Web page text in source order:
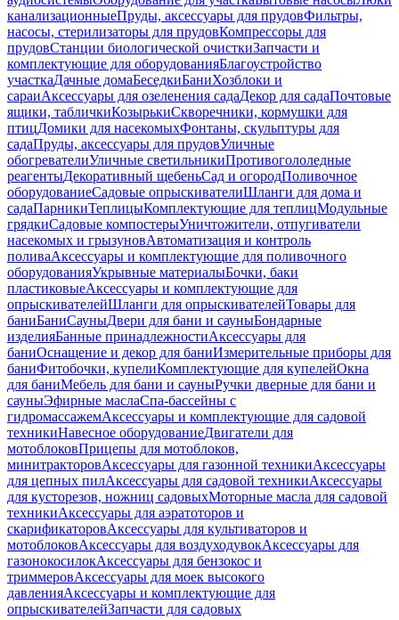
канализационныеПруды, аксессуары для прудовФильтры,
насосы, стерилизаторы для прудовКомпрессоры для
прудовСтанции биологической очисткиЗапчасти и
комплектующие для оборудованияБлагоустройство
участкаДачные домаБеседкиБаниХозблоки и
сараиАксессуары для озеленения садаДекор для садаПочтовые
ящики, табличкиКозырькиСкворечники, кормушки для
птицДомики для насекомыхФонтаны, скульптуры для
садаПруды, аксессуары для прудовУличные
обогревателиУличные светильникиПротивогололедные
реагентыДекоративный щебеньСад и огородПоливочное
оборудованиеСадовые опрыскивателиШланги для дома и
садаПарникиТеплицыКомплектующие для теплицМодульные
грядкиСадовые компостерыУничтожители, отпугиватели
насекомых и грызуновАвтоматизация и контроль
поливаАксессуары и комплектующие для поливочного
оборудованияУкрывные материалыБочки, баки
пластиковыеАксессуары и комплектующие для
опрыскивателейШланги для опрыскивателейТовары для
баниБаниСауныДвери для бани и сауныБондарные
изделияБанные принадлежностиАксессуары для
баниОснащение и декор для баниИзмерительные приборы для
баниФитобочки, купелиКомплектующие для купелейОкна
для баниМебель для бани и сауныРучки дверные для бани и
сауныЭфирные маслаСпа-бассейны с
гидромассажемАксессуары и комплектующие для садовой
техникиНавесное оборудованиеДвигатели для
мотоблоковПрицепы для мотоблоков,
минитракторовАксессуары для газонной техникиАксессуары
для цепных пилАксессуары для садовой техникиАксессуары
для кусторезов, ножниц садовыхМоторные масла для садовой
техникиАксессуары для аэратоторов и
скарификаторовАксессуары для культиваторов и
мотоблоковАксессуары для воздуходувокАксессуары для
газонокосилокАксессуары для бензокос и
триммеровАксессуары для моек высокого
давленияАксессуары и комплектующие для
опрыскивателейЗапчасти для садовых